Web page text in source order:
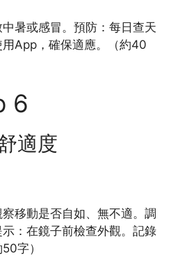
暑或感冒。預防：每日查天
App，確保適應。（約40
6
適度
移動是否自如、無不適。調
：在鏡子前檢查外觀。記錄
字）